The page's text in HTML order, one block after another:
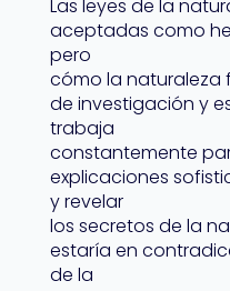
Las leyes de la
aceptadas como
pero
cómo la naturaleza
de investigación y
trabaja
constantemente
explicaciones
y revelar
los secretos de la
estaría en
de la